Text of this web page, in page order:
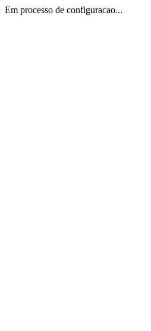
Em processo de configuracao...